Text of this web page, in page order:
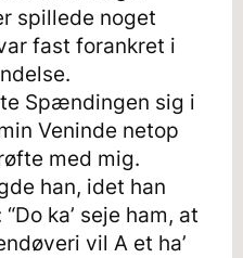
spillede noget
fast forankret i
Spændingen sig i
Veninde netop
med mig.
han, idet han
ka’ seje ham, at
vil A et ha’